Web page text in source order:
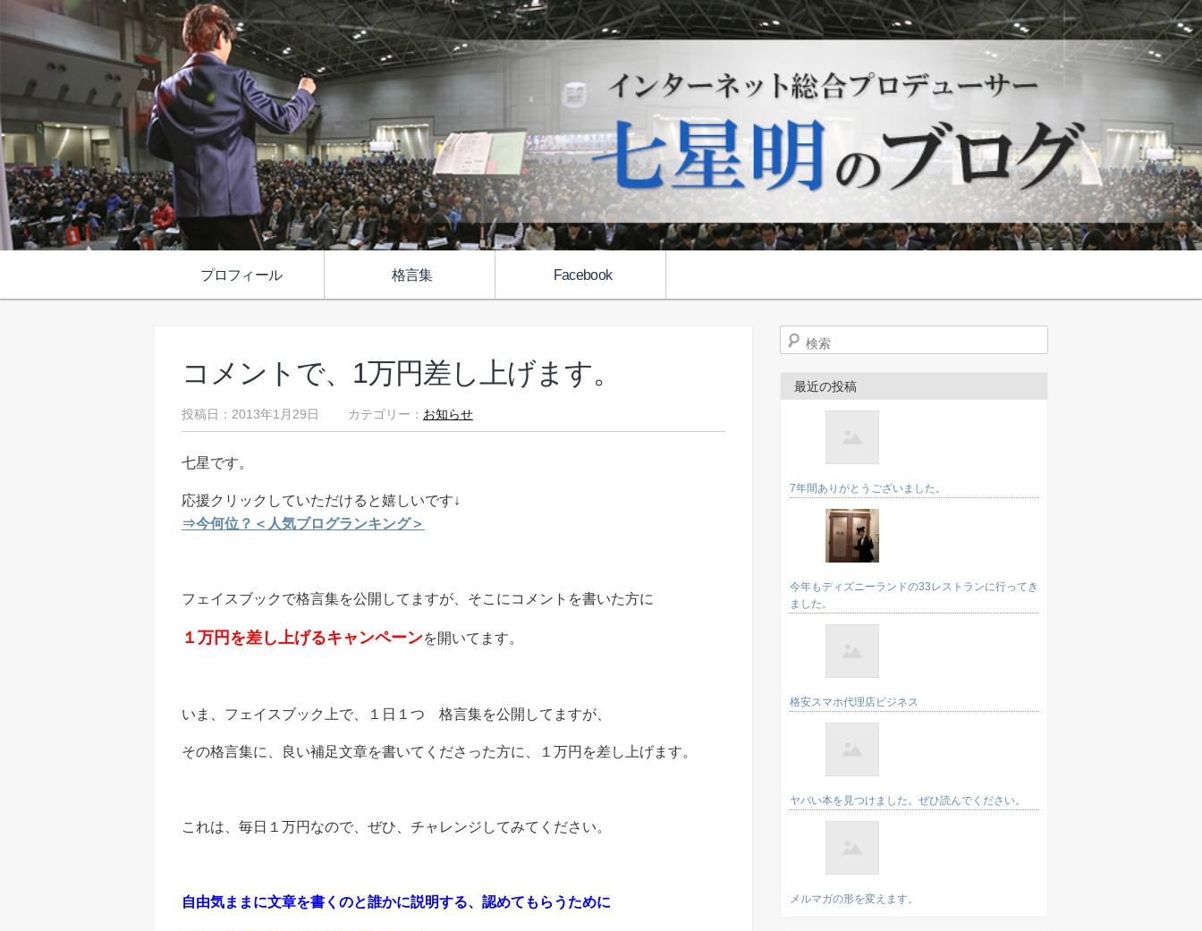
プロフィール 格言集 Facebook
コメントで、1万円差し上げます。
投稿日：2013年1月29日 カテゴリー： お知らせ
七星です。
応援クリックしていただけると嬉しいです↓
⇒今何位？＜人気ブログランキング＞
フェイスブックで格言集を公開してますが、そこにコメントを書いた方に
１万円を差し上げるキャンペーンを開いてます。
いま、フェイスブック上で、１日１つ 格言集を公開してますが、
その格言集に、良い補足文章を書いてくださった方に、１万円を差し上げます。
これは、毎日１万円なので、ぜひ、チャレンジしてみてください。
自由気ままに文章を書くのと誰かに説明する、認めてもらうために
検索
最近の投稿
7年間ありがとうございました。
今年もディズニーランドの33レストランに行ってき
ました。
格安スマホ代理店ビジネス
ヤバい本を見つけました。ぜひ読んでください。
メルマガの形を変えます。